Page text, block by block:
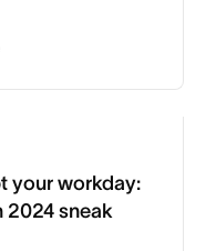
your workday:
2024 sneak